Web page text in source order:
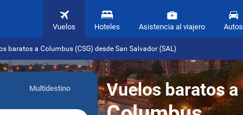
Vuelos Hoteles Asistencia al viajero Autos
baratos a Columbus (CSG) desde San Salvador (SAL)
Vuelos baratos a
Multidestino